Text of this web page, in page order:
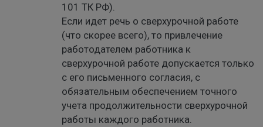
101 ТК РФ).
Если идет речь о сверхурочной работе
(что скорее всего), то привлечение
работодателем работника к
сверхурочной работе допускается только
с его письменного согласия, с
обязательным обеспечением точного
учета продолжительности сверхурочной
работы каждого работника.